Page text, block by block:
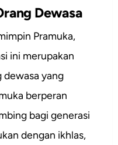
Dewasa
Pramuka,
ini merupakan
dewasa yang
berperan
bagi generasi
dengan ikhlas,